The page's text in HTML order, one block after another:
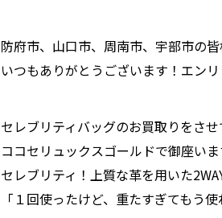
防府市、山口市、周南市、宇部市の皆
いつもありがとうございます！エン
セレブリティバッグのお買取りをさせ
ココセリュックスゴールドで御座い
セレブリティ！上質な革を用いた
「１回使ったけど、重たすぎてもう